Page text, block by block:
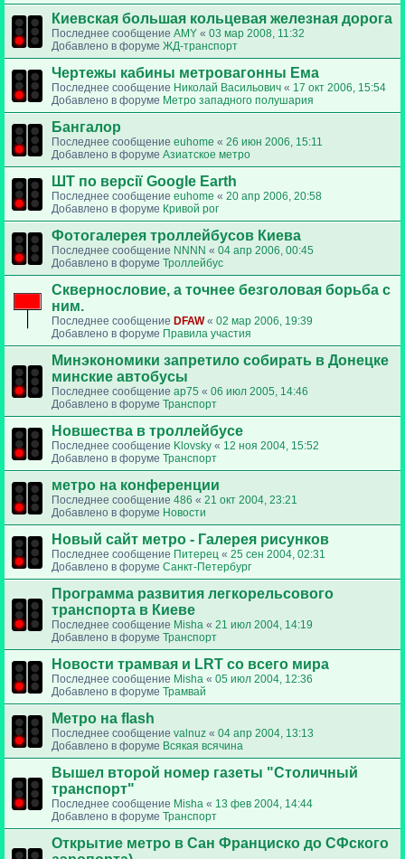
Киевская большая кольцевая железная дорога
Последнее сообщение AMY « 03 мар 2008, 11:32
Добавлено в форуме ЖД-транспорт
Чертежы кабины метровагонны Ема
Последнее сообщение Николай Васильович « 17 окт 2006, 15:54
Добавлено в форуме Метро западного полушария
Бангалор
Последнее сообщение euhome « 26 июн 2006, 15:11
Добавлено в форуме Азиатское метро
ШТ по версії Google Earth
Последнее сообщение euhome « 20 апр 2006, 20:58
Добавлено в форуме Кривой рог
Фотогалерея троллейбусов Киева
Последнее сообщение NNNN « 04 апр 2006, 00:45
Добавлено в форуме Троллейбус
Сквернословие, а точнее безголовая борьба с
ним.
Последнее сообщение DFAW« 02 мар 2006, 19:39
Добавлено в форуме Правила участия
Минэкономики запретило собирать в Донецке
минские автобусы
Последнее сообщение ap75 « 06 июл 2005, 14:46
Добавлено в форуме Транспорт
Новшества в троллейбусе
Последнее сообщение Klovsky « 12 ноя 2004, 15:52
Добавлено в форуме Транспорт
метро на конференции
Последнее сообщение 486 « 21 окт 2004, 23:21
Добавлено в форуме Новости
Новый сайт метро - Галерея рисунков
Последнее сообщение Питерец « 25 сен 2004, 02:31
Добавлено в форуме Санкт-Петербург
Программа развития легкорельсового
транспорта в Киеве
Последнее сообщение Misha « 21 июл 2004, 14:19
Добавлено в форуме Транспорт
Новости трамвая и LRT со всего мира
Последнее сообщение Misha « 05 июл 2004, 12:36
Добавлено в форуме Трамвай
Метро на flash
Последнее сообщение valnuz « 04 апр 2004, 13:13
Добавлено в форуме Всякая всячина
Вышел второй номер газеты "Столичный
транспорт"
Последнее сообщение Misha « 13 фев 2004, 14:44
Добавлено в форуме Транспорт
Открытие метро в Сан Франциско до СФского